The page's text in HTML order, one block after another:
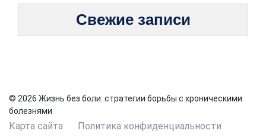
Свежие записи
© 2026 Жизнь без боли: стратегии борьбы с хроническими
болезнями
Карта сайта
Политика конфиденциальности